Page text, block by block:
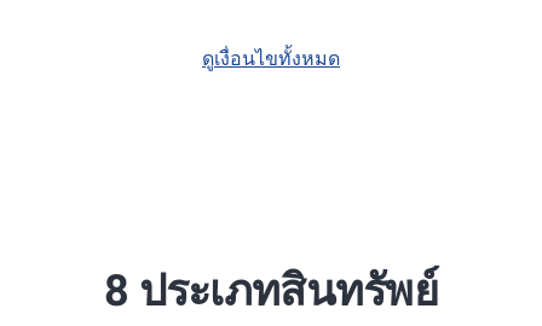
ดูเงื่อนไขทั้งหมด
8 ประเภทสินทรัพย์